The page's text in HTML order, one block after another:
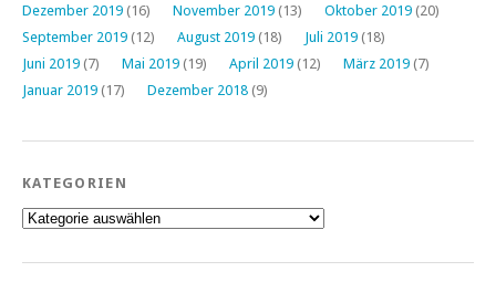
Dezember 2019 (16) November 2019 (13) Oktober 2019 (20)
September 2019 (12) August 2019 (18) Juli 2019 (18)
Juni 2019 (7) Mai 2019 (19) April 2019 (12) März 2019 (7)
Januar 2019 (17) Dezember 2018 (9)
KATEGORIEN
Kategorien